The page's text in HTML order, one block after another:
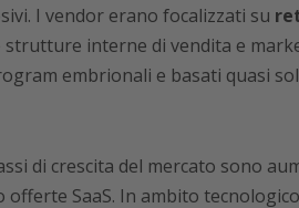
I vendor erano focalizzati su
interne di vendita e
embrionali e basati quasi
di crescita del mercato sono
SaaS. In ambito